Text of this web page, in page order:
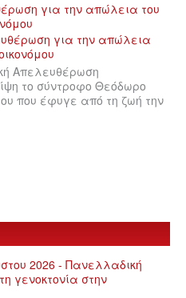
για την απώλεια του
Απελευθέρωση
το σύντροφο Θεόδωρο
που έφυγε από τη ζωή την
2026 - Πανελλαδική
γενοκτονία στην